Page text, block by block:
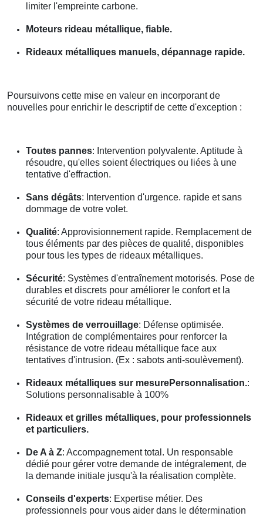
limiter l'empreinte carbone.
Moteurs rideau métallique, fiable.
Rideaux métalliques manuels, dépannage rapide.
Poursuivons cette mise en valeur en incorporant de
nouvelles pour enrichir le descriptif de cette d'exception :
Toutes pannes: Intervention polyvalente. Aptitude à
résoudre, qu'elles soient électriques ou liées à une
tentative d'effraction.
Sans dégâts: Intervention d'urgence. rapide et sans
dommage de votre volet.
Qualité: Approvisionnement rapide. Remplacement de
tous éléments par des pièces de qualité, disponibles
pour tous les types de rideaux métalliques.
Sécurité: Systèmes d'entraînement motorisés. Pose de
durables et discrets pour améliorer le confort et la
sécurité de votre rideau métallique.
Systèmes de verrouillage: Défense optimisée.
Intégration de complémentaires pour renforcer la
résistance de votre rideau métallique face aux
tentatives d'intrusion. (Ex : sabots anti-soulèvement).
Rideaux métalliques sur mesurePersonnalisation.:
Solutions personnalisable à 100%
Rideaux et grilles métalliques, pour professionnels
et particuliers.
De A à Z: Accompagnement total. Un responsable
dédié pour gérer votre demande de intégralement, de
la demande initiale jusqu'à la réalisation complète.
Conseils d'experts: Expertise métier. Des
professionnels pour vous aider dans le détermination